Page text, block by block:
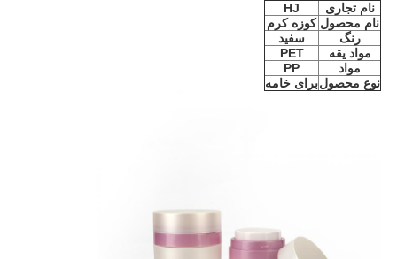
نام تجاری
HJ
نام محصول کوزه کرم
رنگ
سفید
مواد یقه
PET
مواد
PP
نوع محصولبرای خامه